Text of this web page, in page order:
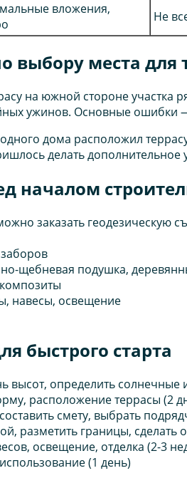
вложения,
Не
выбору места для
на южной стороне
ужинов. Основные ошибки
дома расположил
делать дополнительное
началом
заказать геодезическую
щебневая подушка,
навесы, освещение
быстрого старта
высот, определить солнечные
расположение террасы (2
смету, выбрать
разметить границы, сделать
освещение, отделка (2-3
(1 день)